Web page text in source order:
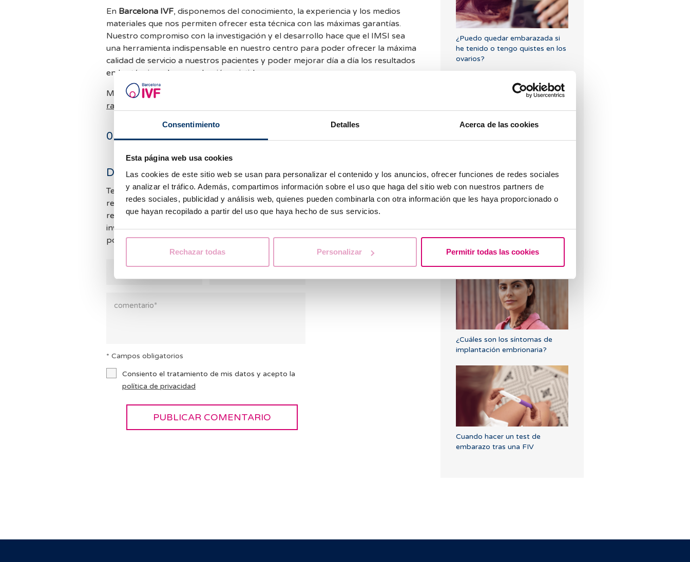
Consentimiento Detalles Acerca de las cookies
Esta página web usa cookies
Las cookies de este sitio web se usan para personalizar el contenido y los anuncios, ofrecer funciones de redes sociales
y analizar el tráfico. Además, compartimos información sobre el uso que haga del sitio web con nuestros partners de
redes sociales, publicidad y análisis web, quienes pueden combinarla con otra información que les haya proporcionado o
que hayan recopilado a partir del uso que haya hecho de sus servicios.
Rechazar todas Personalizar Permitir todas las cookies
En Barcelona IVF, disponemos del conocimiento, la experiencia y los medios
materiales que nos permiten ofrecer esta técnica con las máximas garantías.
Nuestro compromiso con la investigación y el desarrollo hace que el IMSI sea
una herramienta indispensable en nuestro centro para poder ofrecer la máxima
calidad de servicio a nuestros pacientes y poder mejorar día a día los resultados
en las técnicas de
reproducción asistida
Más información:
rabanal/1537/imsi-el-impacto-de-la-morfologia-del-espermatozoide
0comentarios
Deja un comentario
Tenemos muchas consultas y no nos es posible
responder a todos los comentarios. Intentaremos
responder lo antes posible. Mientras tanto te
invitamos a consultar nuestrasFAQ’spor si
podemos ayudarte.
* Campos obligatorios
Consiento el tratamiento de mis datos y acepto la
política de privacidad
¿Puedo quedar embarazada si
he tenido o tengo quistes en los
ovarios?
bioquímico
¿Cuáles son los síntomas de
implantación embrionaria?
Cuando hacer un test de
embarazo tras una FIV